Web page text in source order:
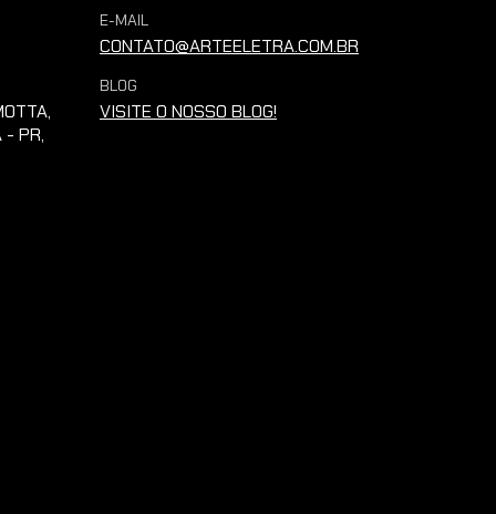
E-MAIL
CONTATO@ARTEELETRA.COM.BR
- PR,
BLOG
VISITE O NOSSO BLOG!